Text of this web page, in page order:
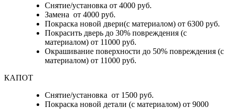
Снятие/установка от 4000 руб.
Замена от 4000 руб.
Покраска новой двери(с материалом) от 6300 руб.
Покрасить дверь до 30% повреждения (с
материалом) от 11000 руб.
Окрашивание поверхности до 50% повреждения (с
материалом) от 11000 руб.
КАПОТ
Снятие/установка от 1500 руб.
Покраска новой детали (с материалом) от 9000